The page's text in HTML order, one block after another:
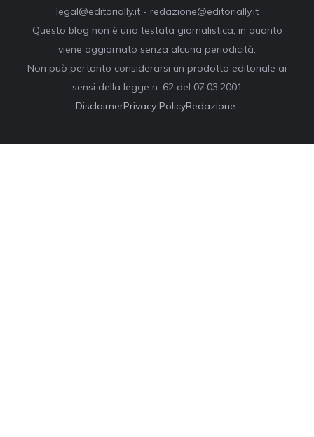
legal@editorially.it - redazione@editorially.it
Questo blog non è una testata giornalistica, in quanto
viene aggiornato senza alcuna periodicità.
Non può pertanto considerarsi un prodotto editoriale ai
sensi della legge n. 62 del 07.03.2001
DisclaimerPrivacy PolicyRedazione